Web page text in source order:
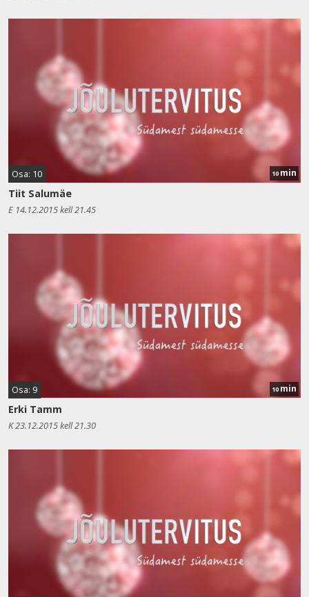
Osa: 10 10 min
Tiit Salumäe
E 14.12.2015 kell 21.45
Osa: 9 10 min
Erki Tamm
K 23.12.2015 kell 21.30